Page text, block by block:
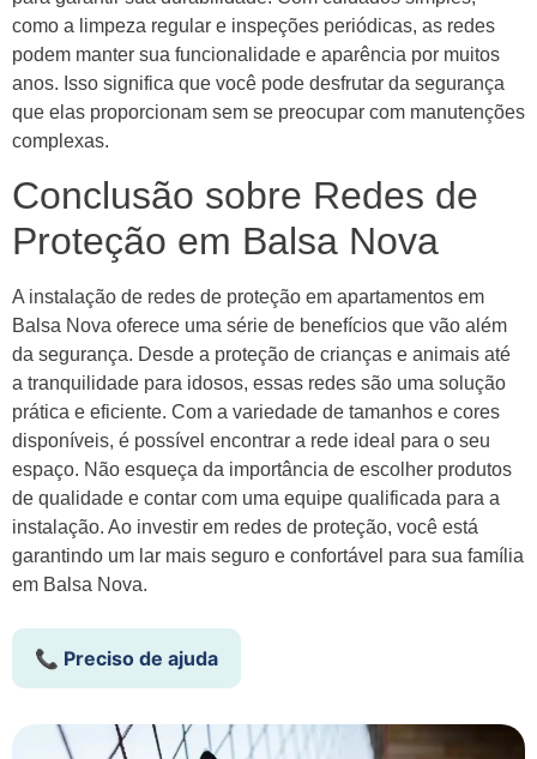
como a limpeza regular e inspeções periódicas, as redes
podem manter sua funcionalidade e aparência por muitos
anos. Isso significa que você pode desfrutar da segurança
que elas proporcionam sem se preocupar com manutenções
complexas.
Conclusão sobre Redes de
Proteção em Balsa Nova
A instalação de redes de proteção em apartamentos em
Balsa Nova oferece uma série de benefícios que vão além
da segurança. Desde a proteção de crianças e animais até
a tranquilidade para idosos, essas redes são uma solução
prática e eficiente. Com a variedade de tamanhos e cores
disponíveis, é possível encontrar a rede ideal para o seu
espaço. Não esqueça da importância de escolher produtos
de qualidade e contar com uma equipe qualificada para a
instalação. Ao investir em redes de proteção, você está
garantindo um lar mais seguro e confortável para sua família
em Balsa Nova.
📞 Preciso de ajuda